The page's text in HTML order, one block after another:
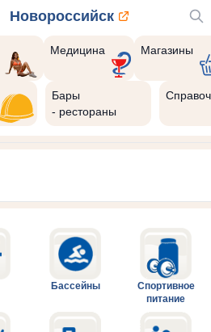
Новороссийск
Медицина Магазины
Бары
- рестораны
Бассейны
Спортивное
питание